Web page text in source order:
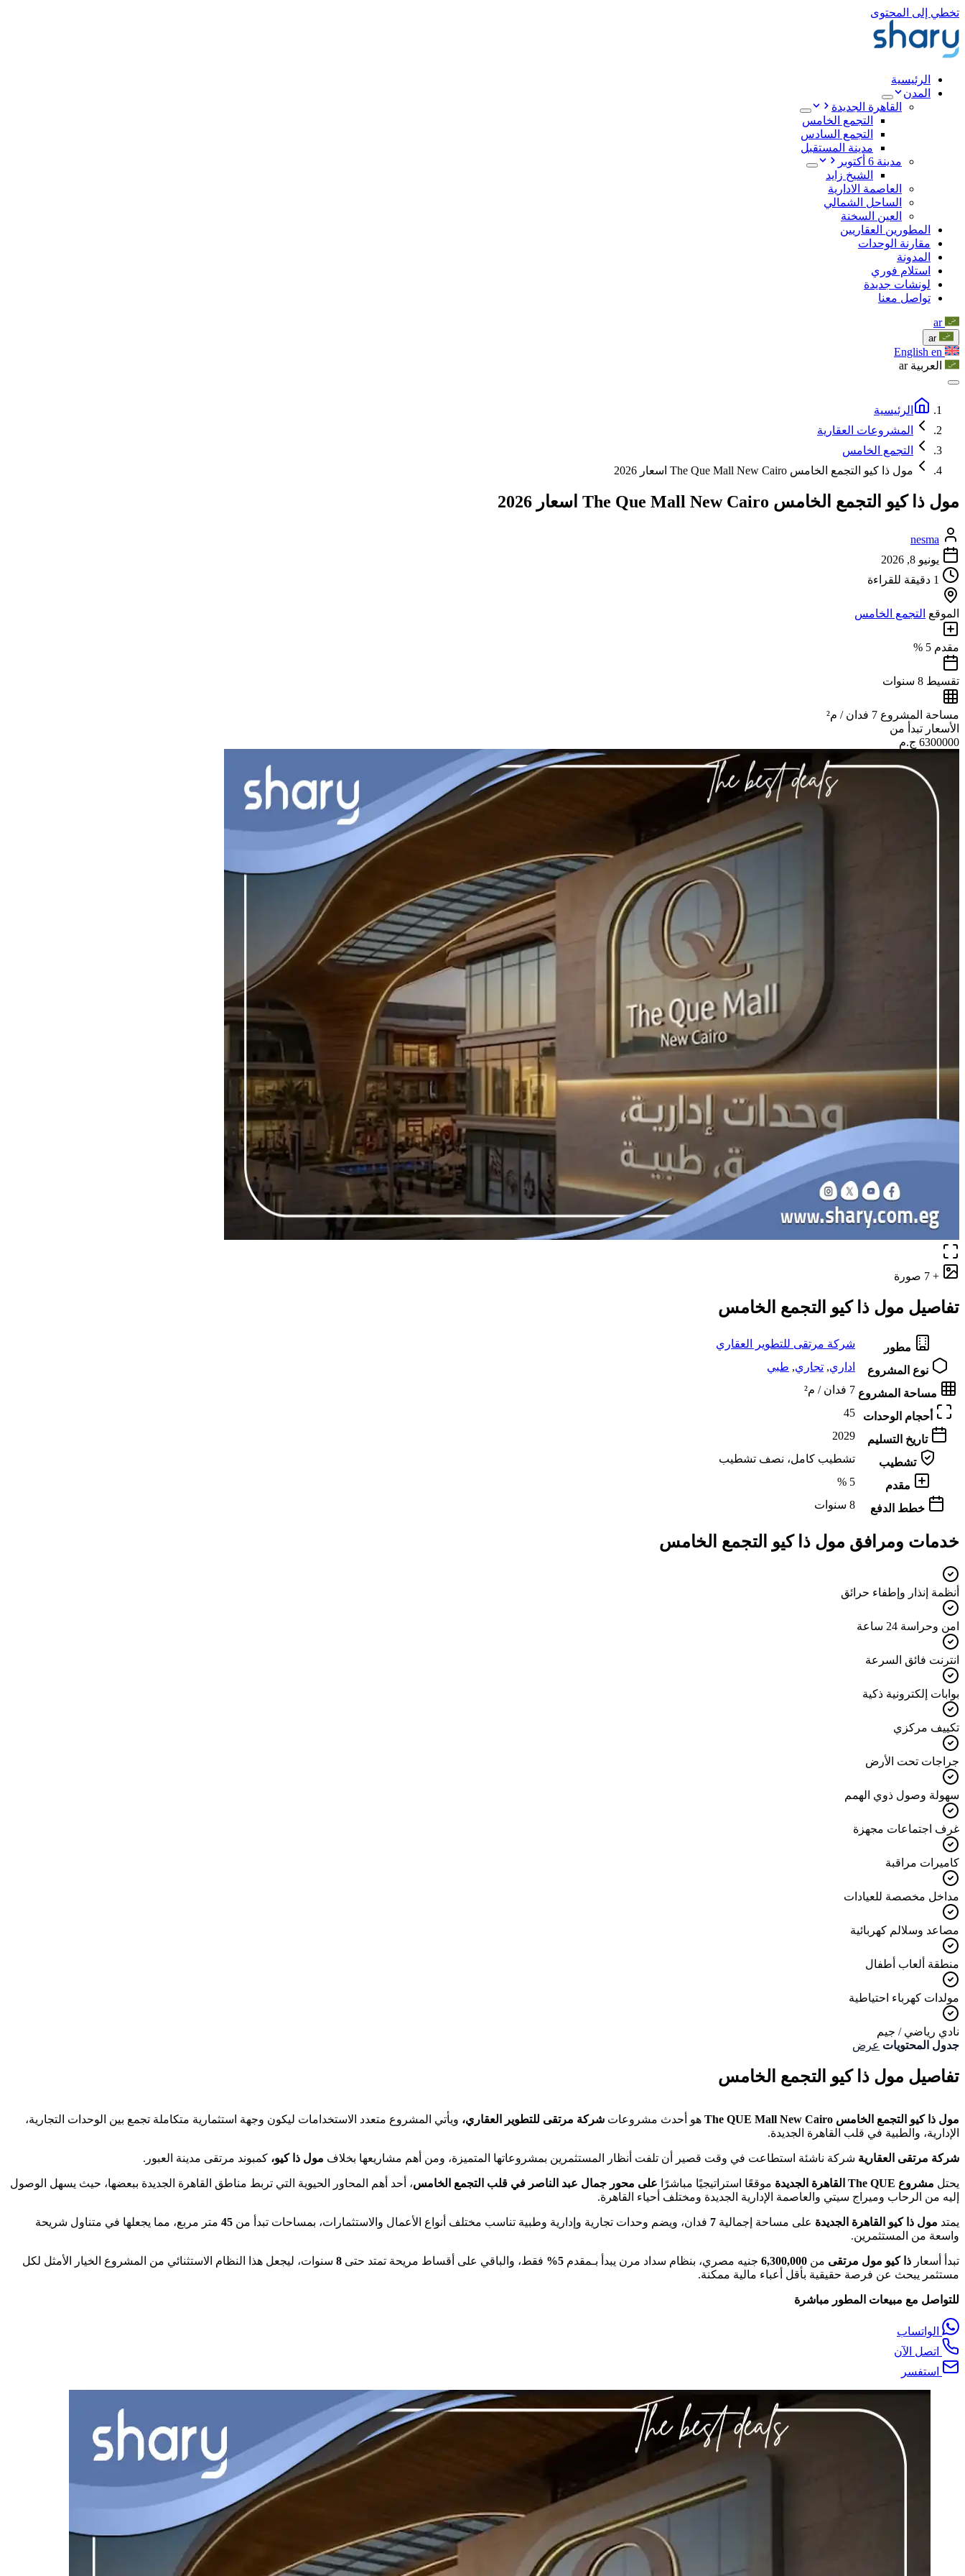
تخطي إلى المحتوى
الرئيسية
المدن
القاهرة الجديدة
التجمع الخامس
التجمع السادس
مدينة المستقبل
مدينة 6 أكتوبر
الشيخ زايد
العاصمة الادارية
الساحل الشمالي
العين السخنة
المطورين العقاريين
مقارنة الوحدات
المدونة
استلام فوري
لونشات جديدة
تواصل معنا
ar
ar
English en
العربية ar
الرئيسية
المشروعات العقارية
التجمع الخامس
مول ذا كيو التجمع الخامس The Que Mall New Cairo اسعار 2026
مول ذا كيو التجمع الخامس The Que Mall New Cairo اسعار 2026
nesma
يونيو 8, 2026
1 دقيقة للقراءة
الموقع التجمع الخامس
مقدم 5 %
تقسيط 8 سنوات
مساحة المشروع 7 فدان / م²
الأسعار تبدأ من
6300000 ج.م
+ 7 صورة
تفاصيل مول ذا كيو التجمع الخامس
مطور شركة مرتقى للتطوير العقاري
نوع المشروع اداري, تجاري, طبي
مساحة المشروع 7 فدان / م²
أحجام الوحدات 45
تاريخ التسليم 2029
تشطيب تشطيب كامل، نصف تشطيب
مقدم 5 %
خطط الدفع 8 سنوات
خدمات ومرافق مول ذا كيو التجمع الخامس
أنظمة إنذار وإطفاء حرائق
امن وحراسة 24 ساعة
انترنت فائق السرعة
بوابات إلكترونية ذكية
تكييف مركزي
جراجات تحت الأرض
سهولة وصول ذوي الهمم
غرف اجتماعات مجهزة
كاميرات مراقبة
مداخل مخصصة للعيادات
مصاعد وسلالم كهربائية
منطقة ألعاب أطفال
مولدات كهرباء احتياطية
نادي رياضي / جيم
جدول المحتويات عرض
تفاصيل مول ذا كيو التجمع الخامس
مول ذا كيو التجمع الخامس The QUE Mall New Cairo هو أحدث مشروعات شركة مرتقى للتطوير العقاري، ويأتي المشروع متعدد الاستخدامات ليكون وجهة استثمارية متكاملة تجمع بين الوحدات التجارية،
الإدارية، والطبية في قلب القاهرة الجديدة.
شركة مرتقى العقارية شركة ناشئة استطاعت في وقت قصير أن تلفت أنظار المستثمرين بمشروعاتها المتميزة، ومن أهم مشاريعها بخلاف مول ذا كيو، كمبوند مرتقى مدينة العبور.
يحتل مشروع The QUE القاهرة الجديدة موقعًا استراتيجيًا مباشرًا على محور جمال عبد الناصر في قلب التجمع الخامس، أحد أهم المحاور الحيوية التي تربط مناطق القاهرة الجديدة ببعضها، حيث يسهل الوصول
إليه من الرحاب وميراج سيتي والعاصمة الإدارية الجديدة ومختلف أحياء القاهرة.
يمتد مول ذا كيو القاهرة الجديدة على مساحة إجمالية 7 فدان، ويضم وحدات تجارية وإدارية وطبية تناسب مختلف أنواع الأعمال والاستثمارات، بمساحات تبدأ من 45 متر مربع، مما يجعلها في متناول شريحة
واسعة من المستثمرين.
تبدأ أسعار ذا كيو مول مرتقى من 6,300,000 جنيه مصري، بنظام سداد مرن يبدأ بـمقدم 5% فقط، والباقي على أقساط مريحة تمتد حتى 8 سنوات، ليجعل هذا النظام الاستثنائي من المشروع الخيار الأمثل لكل
مستثمر يبحث عن فرصة حقيقية بأقل أعباء مالية ممكنة.
للتواصل مع مبيعات المطور مباشرة
الواتساب
اتصل الآن
استفسر